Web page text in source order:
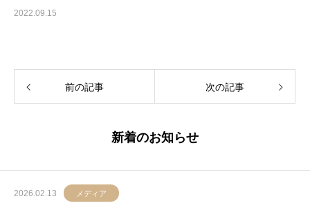
2022.09.15
前の記事 次の記事
新着のお知らせ
2026.02.13 メディア